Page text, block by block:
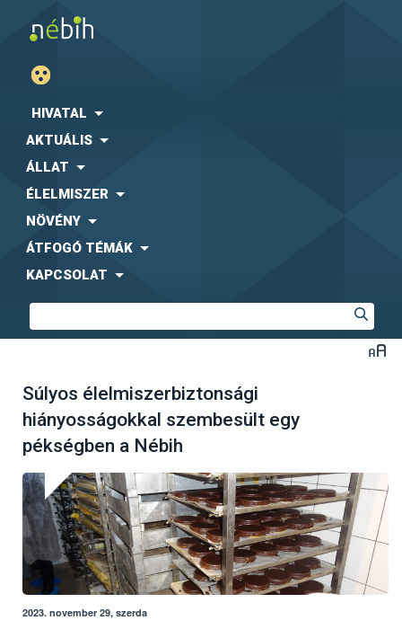
HIVATAL
AKTUÁLIS
ÁLLAT
ÉLELMISZER
NÖVÉNY
ÁTFOGÓ TÉMÁK
KAPCSOLAT
Súlyos élelmiszerbiztonsági
hiányosságokkal szembesült egy
pékségben a Nébih
2023. november 29, szerda